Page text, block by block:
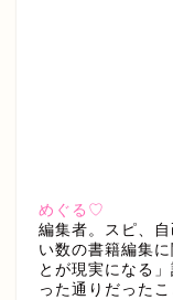
めぐる♡
編集者。スピ、
い数の書籍編集
とが現実になる
った通りだったこ